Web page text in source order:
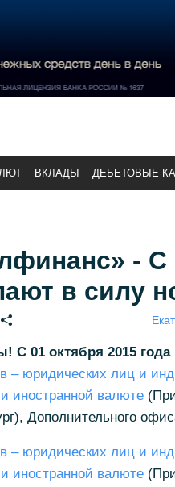
ВКЛАДЫ ДЕБЕТОВЫЕ
- С
в силу
С 01 октября 2015
– юридических лиц и
иностранной валюте
Дополнительного
– юридических лиц и
иностранной валюте